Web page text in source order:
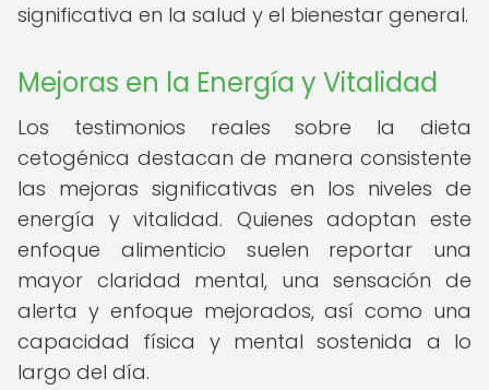
significativa en la salud y el bienestar general.
Mejoras en la Energía y Vitalidad
Los testimonios reales sobre la dieta
cetogénica destacan de manera consistente
las mejoras significativas en los niveles de
energía y vitalidad. Quienes adoptan este
enfoque alimenticio suelen reportar una
mayor claridad mental, una sensación de
alerta y enfoque mejorados, así como una
capacidad física y mental sostenida a lo
largo del día.